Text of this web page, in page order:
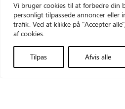
Vi bruger cookies til at forbedre din
personligt tilpassede annoncer eller
trafik. Ved at klikke på "Accepter
af cookies.
Tilpas Afvis alle
Triolab AS
Vallensbækvej 35
2605 Brøndby